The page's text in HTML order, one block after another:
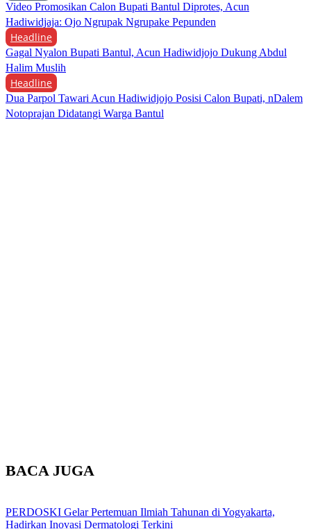
Video Promosikan Calon Bupati Bantul Diprotes, Acun
Hadiwidjaja: Ojo Ngrupak Ngrupake Pepunden
Headline
Gagal Nyalon Bupati Bantul, Acun Hadiwidjojo Dukung Abdul
Halim Muslih
Headline
Dua Parpol Tawari Acun Hadiwidjojo Posisi Calon Bupati, nDalem
Notoprajan Didatangi Warga Bantul
BACA JUGA
PERDOSKI Gelar Pertemuan Ilmiah Tahunan di Yogyakarta,
Hadirkan Inovasi Dermatologi Terkini